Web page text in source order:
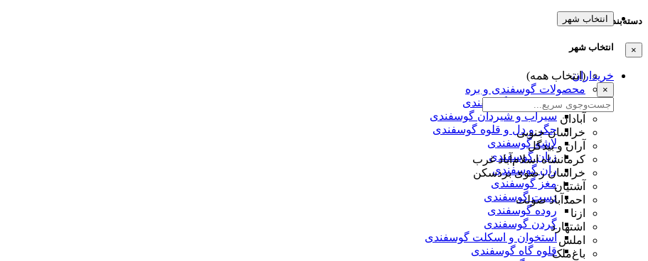
دسته‌بندی‌ها
×
خریداران
محصولات گوسفندی و بره
کله و پاچه گوسفندی
سیراب و شیردان گوسفندی
جگر و دل و قلوه گوسفندی
لاشه گوسفندی
زبان گوسفندی
ران گوسفندی
مغز گوسفندی
دست گوسفندی
روده گوسفندی
گردن گوسفندی
استخوان و اسکلت گوسفندی
قلوه گاه گوسفندی
انتخاب شهر
انتخاب شهر
(انتخاب همه)
×
آبادان
خراسان جنوبی
آران و بیدگل
کرمانشاه اسلام‌آباد غرب
خراسان رضوی بردسکن
آشتیان
احمدآباد صولت
ازنا
اشتهارد
املش
باغ‌ملک